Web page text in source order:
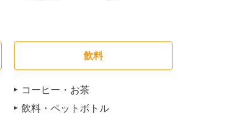
飲料
コーヒー・お茶
飲料・ペットボトル